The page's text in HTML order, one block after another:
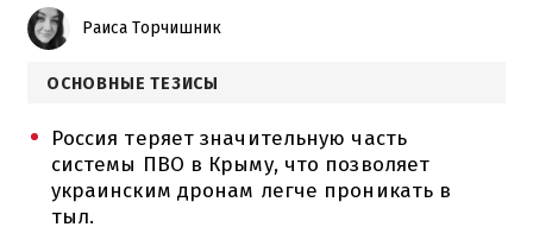
Раиса Торчишник
ОСНОВНЫЕ ТЕЗИСЫ
Россия теряет значительную часть
системы ПВО в Крыму, что позволяет
украинским дронам легче проникать в
тыл.